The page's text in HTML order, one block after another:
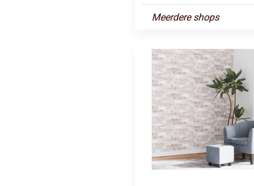
Meerdere shops